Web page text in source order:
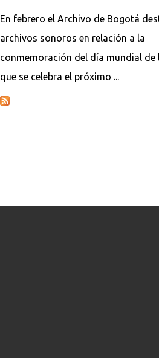
En febrero el Archivo de Bogotá
archivos sonoros en relación a la
conmemoración del día mundial de
que se celebra el próximo ...